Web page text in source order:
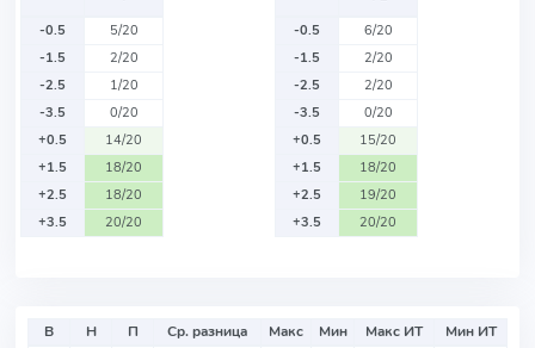
-0.5
5/20
-1.5
2/20
-2.5
1/20
-3.5
0/20
+0.5
14/20
+1.5
18/20
+2.5
18/20
+3.5
20/20
-0.5
6/20
-1.5
2/20
-2.5
2/20
-3.5
0/20
+0.5
15/20
+1.5
18/20
+2.5
19/20
+3.5
20/20
В Н П Ср. разница Макс Мин Макс ИТ
Мин ИТ